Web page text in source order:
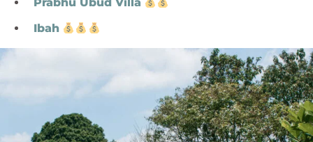
Prabhu Ubud Villa
Ibah